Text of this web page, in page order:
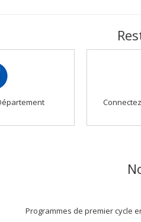
Programmes de premier cycle